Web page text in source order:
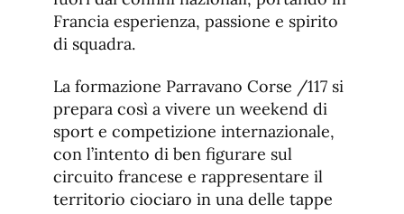
Francia esperienza, passione e spirito
di squadra.
La formazione Parravano Corse /117 si
prepara così a vivere un weekend di
sport e competizione internazionale,
con l’intento di ben figurare sul
circuito francese e rappresentare il
territorio ciociaro in una delle tappe